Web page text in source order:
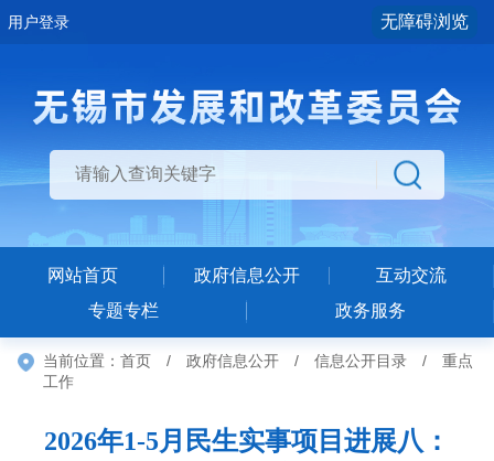
用户登录 无障碍浏览
网站首页 政府信息公开
互动交流
专题专栏
政务服务
当前位置： 首页 / 政府信息公开 / 信息公开目录 /
重点
工作
2026年1-5月民生实事项目进展八：